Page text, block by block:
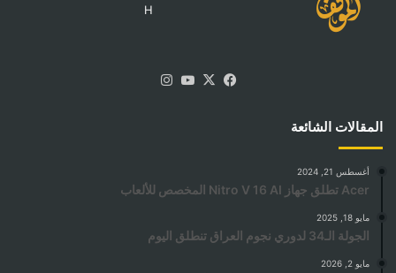
H
فيسبوك
‫X
‫YouTube
المقالات الشائعة
أغسطس 21, 2024
Acer تطلق جهاز Nitro V 16 AI المخصص للألعاب
مايو 18, 2025
الجولة الـ34 لدوري نجوم العراق تنطلق اليوم
مايو 2, 2026